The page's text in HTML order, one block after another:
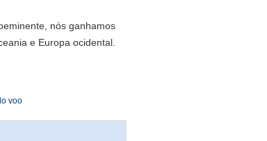
nós ganhamos
e Europa ocidental.
voo